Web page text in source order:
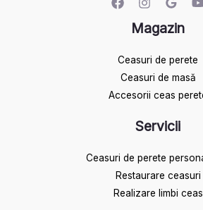
Magazin
Ceasuri de perete
Ceasuri de masă
Accesorii ceas
Servicii
Ceasuri de perete
Restaurare ceasuri
Realizare limbi ceas